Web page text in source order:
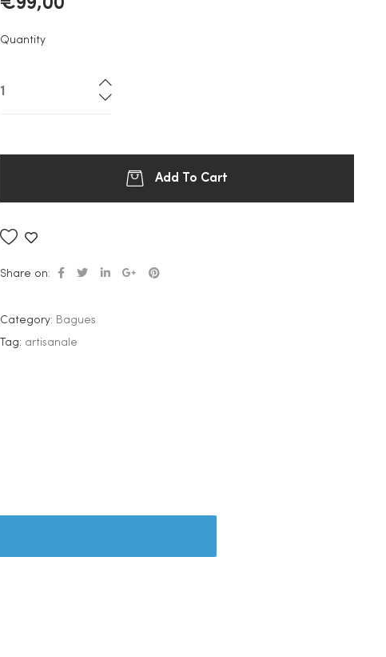
Quantity
Add To Cart
Ajouter à la liste de souhaits
Share on:
Category: Bagues
Tag: artisanale